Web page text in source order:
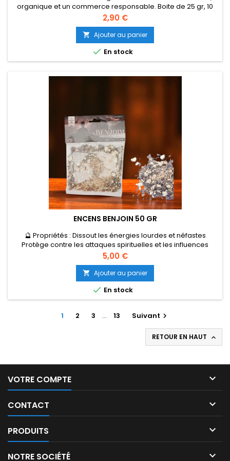
organique et un commerce responsable. Boite de 25 gr, 10
bâtons d'encens. Marques différentes selon arrivage. Vertus
ésotériques : Utilisé pour les rituels amoureux, le désir
physique, le charisme.
Prix
2,90 €
 Ajouter au panier
 En stock
ENCENS BENJOIN 50 GR
🔮 Propriétés : Dissout les énergies lourdes et néfastes
Protège contre les attaques spirituelles et les influences
occultes Favorise le rééquilibrage énergétique et la paix
intérieure Idéal pour les rituels de déblocage,
de nettoyage et de protection 📦 Contenu : Sachet de 50
g d’encens en grains Mélange de résine de benjoin
concassée et poudre fine...
Prix
5,00 €
 Ajouter au panier
 En stock
1 2 3 … 13 Suivant 
RETOUR EN HAUT 
VOTRE COMPTE 
CONTACT 
PRODUITS 
NOTRE SOCIÉTÉ 